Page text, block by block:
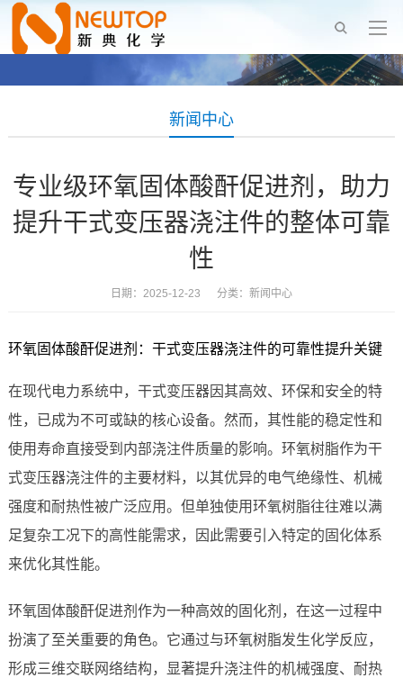
新闻中心
专业级环氧固体酸酐促进剂，助力
提升干式变压器浇注件的整体可靠
性
日期：2025-12-23 分类： 新闻中心
环氧固体酸酐促进剂：干式变压器浇注件的可靠性提升关键
在现代电力系统中，干式变压器因其高效、环保和安全的特
性，已成为不可或缺的核心设备。然而，其性能的稳定性和
使用寿命直接受到内部浇注件质量的影响。环氧树脂作为干
式变压器浇注件的主要材料，以其优异的电气绝缘性、机械
强度和耐热性被广泛应用。但单独使用环氧树脂往往难以满
足复杂工况下的高性能需求，因此需要引入特定的固化体系
来优化其性能。
环氧固体酸酐促进剂作为一种高效的固化剂，在这一过程中
扮演了至关重要的角色。它通过与环氧树脂发生化学反应，
形成三维交联网络结构，显著提升浇注件的机械强度、耐热